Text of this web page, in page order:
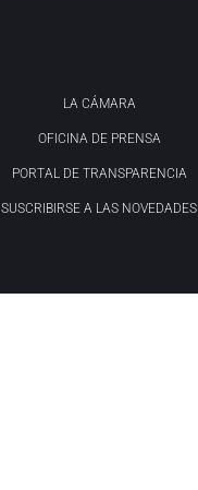
LA CÁMARA
OFICINA DE PRENSA
PORTAL DE TRANSPARENCIA
SUSCRIBIRSE A LAS NOVEDADES